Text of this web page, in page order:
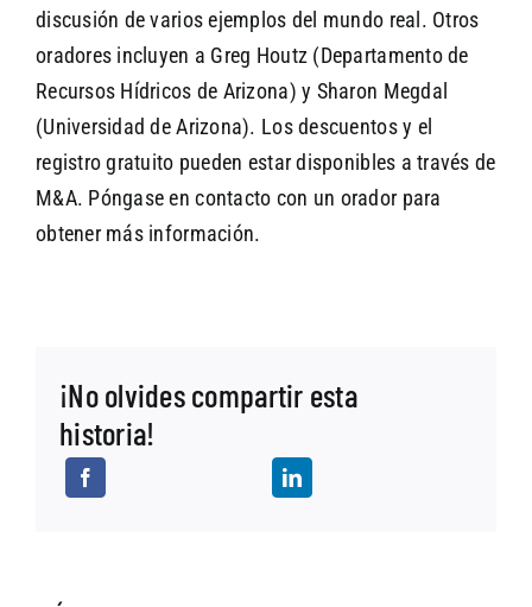
discusión de varios ejemplos del mundo real. Otros
oradores incluyen a Greg Houtz (Departamento de
Recursos Hídricos de Arizona) y Sharon Megdal
(Universidad de Arizona). Los descuentos y el
registro gratuito pueden estar disponibles a través de
M&A. Póngase en contacto con un orador para
obtener más información.
¡No olvides compartir esta
historia!